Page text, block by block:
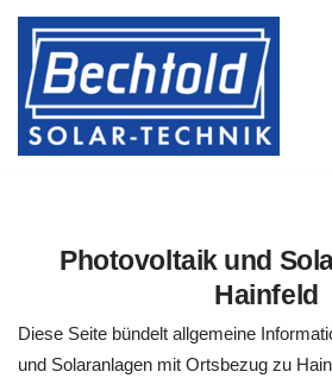
Zum
Inhalt
springen
Photovoltaik und
Hainfeld
Diese Seite bündelt allgemeine
und Solaranlagen mit Ortsbezug zu